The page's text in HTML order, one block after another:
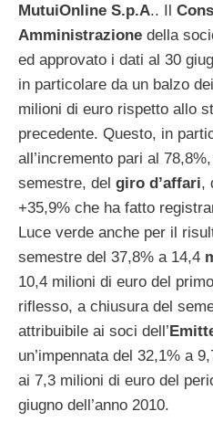
MutuiOnline S.p.A.. Il
Amministrazione della
ed approvato i dati al 30
in particolare da un balzo dei
milioni di euro rispetto allo
precedente. Questo, in
all’incremento pari al
semestre, del giro d’affari,
+35,9% che ha fatto
Luce verde anche per il
semestre del 37,8% a 14,4
10,4 milioni di euro del
riflesso, a chiusura del
attribuibile ai soci dell’
un’impennata del 32,1% a
ai 7,3 milioni di euro del
giugno dell’anno 2010.